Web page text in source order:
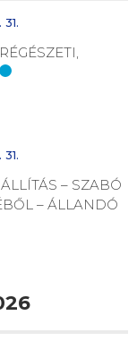
– SZABÓ
– ÁLLANDÓ